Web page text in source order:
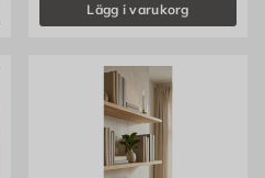
Lägg i varukorg